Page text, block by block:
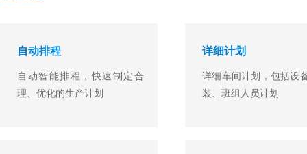
详细计划
详细车间计划，包括设
装、班组人员计划
自动排程
自动智能排程，快速制定合
理、优化的生产计划